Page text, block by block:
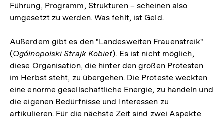
Führung, Programm, Strukturen – scheinen also
umgesetzt zu werden. Was fehlt, ist Geld.
Außerdem gibt es den "Landesweiten Frauenstreik"
(Ogólnopolski Strajk Kobiet). Es ist nicht möglich,
diese Organisation, die hinter den großen Protesten
im Herbst steht, zu übergehen. Die Proteste weckten
eine enorme gesellschaftliche Energie, zu handeln und
die eigenen Bedürfnisse und Interessen zu
artikulieren. Für die nächste Zeit sind zwei Aspekte